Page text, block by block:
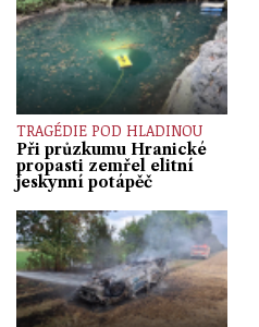
TRAGÉDIE POD HLADINOU
Při průzkumu Hranické
propasti zemřel elitní
jeskynní potápěč